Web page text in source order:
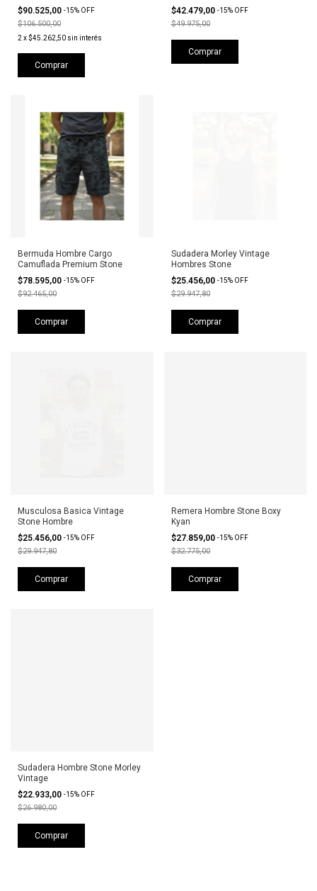
$90.525,00 -15% OFF
$106.500,00
2 x$45.262,50 sin interés
Comprar
$42.479,00 -15% OFF
$49.975,00
Comprar
Bermuda Hombre Cargo
Camuflada Premium Stone
$78.595,00 -15% OFF
$92.465,00
Comprar
Sudadera Morley Vintage
Hombres Stone
$25.456,00 -15% OFF
$29.947,80
Comprar
Musculosa Basica Vintage
Stone Hombre
$25.456,00 -15% OFF
$29.947,80
Comprar
Remera Hombre Stone Boxy
Kyan
$27.859,00 -15% OFF
$32.775,00
Comprar
Sudadera Hombre Stone Morley
Vintage
$22.933,00 -15% OFF
$26.980,00
Comprar